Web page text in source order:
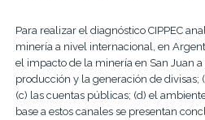
Para realizar el diagnóstico CIPPEC
minería a nivel internacional, en
el impacto de la minería en San Juan
producción y la generación de divisas;
(c) las cuentas públicas; (d) el
base a estos canales se presentan